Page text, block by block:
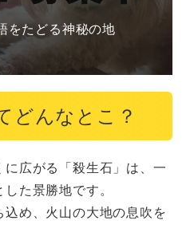
をたどる神秘の地
どんなとこ？
広がる「殺生石」は、一
た景勝地です。
め、火山の大地の息吹を